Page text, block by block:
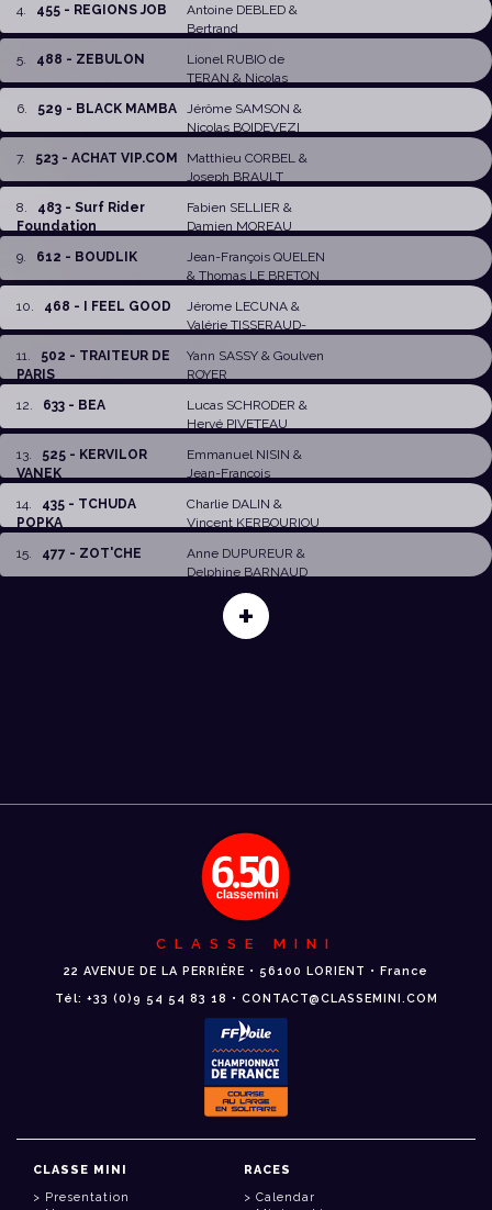
4
455 - REGIONS JOB Antoine DEBLED&
Bertrand
5 488 - ZEBULON
Lionel RUBIO de
TERAN & Nicolas
6 529 - BLACK MAMBA Jérôme SAMSON &
Nicolas BOIDEVEZI
7. 523 - ACHAT VIP.COM Matthieu CORBEL &
Joseph BRAULT
8
483 - Surf Rider
Foundation
Fabien SELLIER &
Damien MOREAU
9
612 - BOUDLIK
Jean-François QUELEN
& Thomas LE BRETON
10
468 - I FEEL GOOD Jérome LECUNA&
Valérie TISSERAUD-
11
502 - TRAITEUR DE
PARIS
Yann SASSY& Goulven
ROYER
12
633 - BEA Lucas SCHRODER &
Hervé PIVETEAU
13
525 - KERVILOR
VANEK
Emmanuel NISIN &
Jean-Francois
14
435 - TCHUDA
POPKA
Charlie DALIN &
Vincent KERBOURIOU
15
477 - ZOT'CHE Anne DUPUREUR &
Delphine BARNAUD
+
CLASSE MINI
22 AVENUE DE LA PERRIÈRE • 56100 LORIENT • France
Tél: +33 (0)9 54 54 83 18 • CONTACT@CLASSEMINI.COM
CLASSE MINI
Presentation
RACES
Calendar